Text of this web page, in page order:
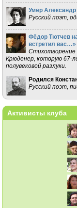
Умер
Русский поэт,
Фёдор Тютчев
встретил вас…»
Стихотворение
Крюденер, которую 67-
полувековой разлуки.
Родился
Русский поэт,
Активисты клуба